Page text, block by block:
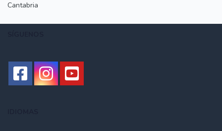
Cantabria